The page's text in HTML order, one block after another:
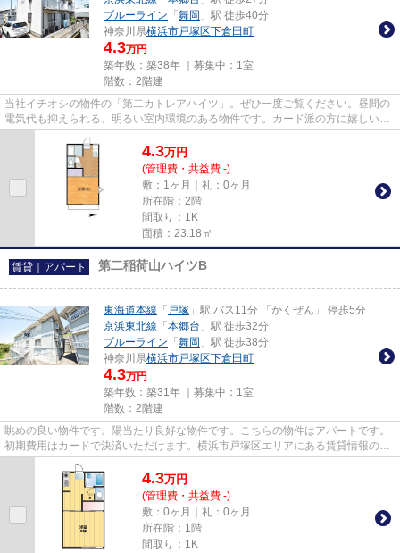
ブルーライン 「 舞岡 」駅 徒歩40分
神奈川県横浜市戸塚区下倉田町
4.3万円
築年数：築38年 ｜募集中： 1室
階数：2階建
当社イチオシの物件の「第二カトレアハイツ」。ぜひ一度ご覧ください。昼間の
電気代も抑えられる、明るい室内環境のある物件です。カード派の方に嬉しい。
4.3万円
(管理費・共益費 -)
敷：1ヶ月｜礼：0ヶ月
所在階：2階
間取り：1K
面積：23.18㎡
賃貸｜アパート 第二稲荷山ハイツB
東海道本線 「 戸塚 」駅 バス11分 「かくぜん」 停歩5分
京浜東北線 「 本郷台 」駅 徒歩32分
ブルーライン 「 舞岡 」駅 徒歩38分
神奈川県横浜市戸塚区下倉田町
4.3万円
築年数：築31年 ｜募集中： 1室
階数：2階建
眺めの良い物件です。陽当たり良好な物件です。こちらの物件はアパートです。
初期費用はカードで決済いただけます。横浜市戸塚区エリアにある賃貸情報のこ
となら、地域に密着した当社...
4.3万円
(管理費・共益費 -)
敷：0ヶ月｜礼：0ヶ月
所在階：1階
間取り：1K